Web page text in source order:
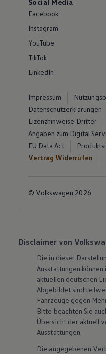
Social Media
Facebook
Instagram
YouTube
TikTok
LinkedIn
Impressum
Datenschutzerklärungen
Lizenzhinweise Dritter
Angaben zum Digital
EU Data Act
Vertrag Widerrufen
© Volkswagen 2026
Disclaimer von
Die in dieser
Ausstattungen
aktuellen deutschen
Abgebildet sind
Fahrzeuge gegen
Bitte beachten Sie
Übersicht der aktuell
Ausstattungen.
Die angegebenen